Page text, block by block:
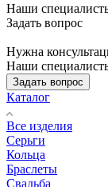
Наши
Задать вопрос
Нужна
Наши
Задать вопрос
Каталог
Все изделия
Серьги
Кольца
Браслеты
Свадьба